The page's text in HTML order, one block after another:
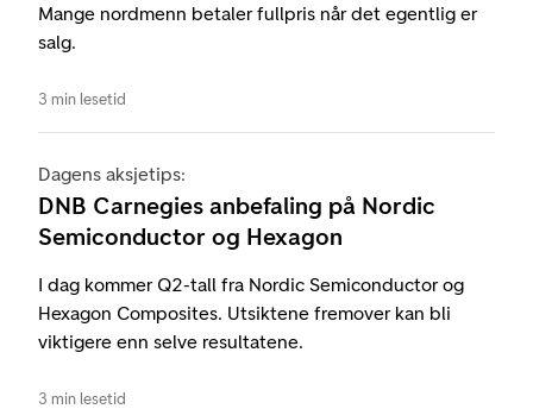
Mange nordmenn betaler fullpris når det egentlig er
salg.
3 min lesetid
Dagens aksjetips:
DNB Carnegies anbefaling på Nordic
Semiconductor og Hexagon
I dag kommer Q2-tall fra Nordic Semiconductor og
Hexagon Composites. Utsiktene fremover kan bli
viktigere enn selve resultatene.
3 min lesetid